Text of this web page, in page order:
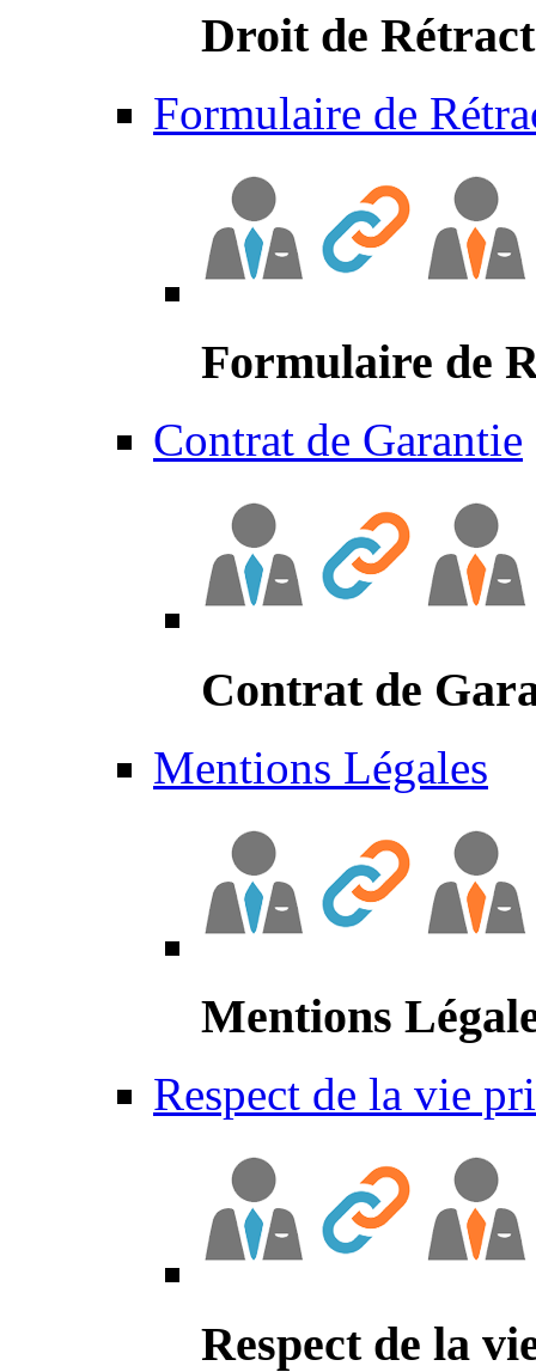
Droit de
Formulaire de
Formulaire de
Contrat de Garantie
Contrat de
Mentions Légales
Mentions
Respect de la vie
Respect de la